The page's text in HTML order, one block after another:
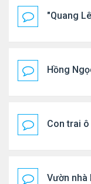
"Quang
Hồng
Con trai
Vườn nhà